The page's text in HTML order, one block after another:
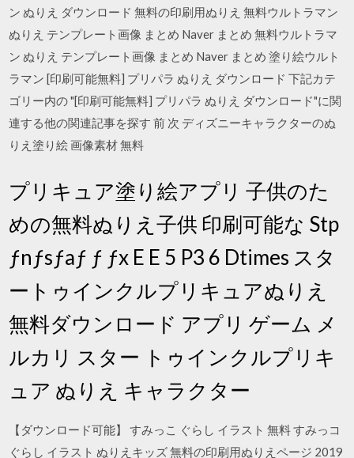
ン ぬりえ ダウンロード 無料の印刷用ぬりえ 無料ウルトラマン
ぬりえ テンプレート画像 まとめ Naver まとめ 無料ウルトラマ
ン ぬりえ テンプレート画像 まとめ Naver まとめ 塗り絵ウルト
ラマン [印刷可能無料] プリパラ ぬりえ ダウンロード 下記カテ
ゴリー内の "[印刷可能無料] プリパラ ぬりえ ダウンロード"に関
連する他の関連記事を探す 前 次 ディズニーキャラクターのぬ
りえ塗り絵 画像素材 無料
プリキュア塗り絵アプリ 子供のた
めの無料ぬりえ子供 印刷可能な Stp
ƒnƒsƒaƒ ƒ ƒx E E 5 P3 6 Dtimes スタ
ートゥインクルプリキュアぬりえ
無料ダウンロード アプリ ゲーム メ
ルカリ スター トゥインクルプリキ
ュア ぬりえ キャラクター
【ダウンロード可能】 すみっこ ぐらし イラスト 無料 すみっコ
ぐらし イラスト ぬりえキッズ 無料の印刷用ぬりえページ 2019